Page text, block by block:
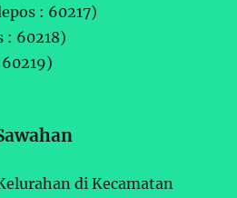
: 60217)
: 60218)
di Kecamatan